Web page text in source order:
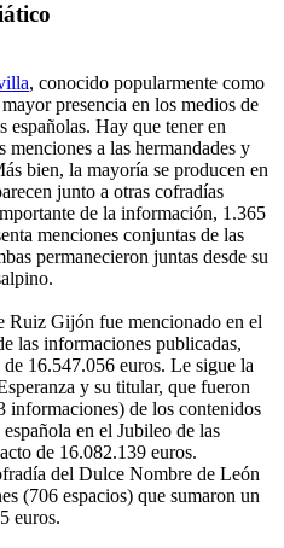
, conocido popularmente como
presencia en los medios de
españolas. Hay que tener en
menciones a las hermandades y
bien, la mayoría se producen en
junto a otras cofradías
de la información, 1.365
menciones conjuntas de las
permanecieron juntas desde su
Ruiz Gijón fue mencionado en el
las informaciones publicadas,
16.547.056 euros. Le sigue la
y su titular, que fueron
informaciones) de los contenidos
en el Jubileo de las
de 16.082.139 euros.
del Dulce Nombre de León
(706 espacios) que sumaron un
euros.